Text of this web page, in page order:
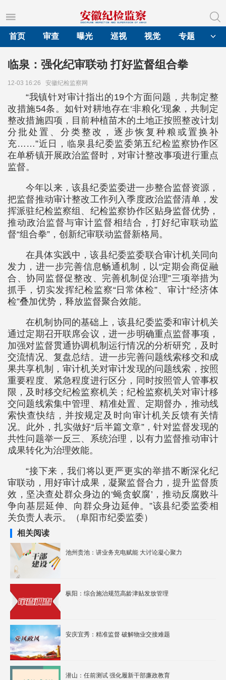
首页
审查 曝光 巡视 视觉 专题
临泉：强化纪审联动 打好监督组合拳
12-03 16:26 安徽纪检监察网
“我镇针对审计指出的19个方面问题，共制定整
改措施54条。如针对耕地存在‘非粮化’现象，共制定
整改措施四项，目前种植苗木的土地正按照整改计划
分批处置、分类整改，逐步恢复种粮或置换补
充……”近日，临泉县纪委监委第五纪检监察协作区
在单桥镇开展政治监督时，对审计整改事项进行重点
监督。
今年以来，该县纪委监委进一步整合监督资源，
把监督推动审计整改工作列入季度政治监督清单，发
挥派驻纪检监察组、纪检监察协作区贴身监督优势，
推动政治监督与审计监督相结合，打好纪审联动监
督“组合拳”，创新纪审联动监督新格局。
在具体实践中，该县纪委监委联合审计机关同向
发力，进一步完善信息畅通机制，以“定期会商促融
合、协同监督促整改、完善机制促治理”三项举措为
抓手，切实发挥纪检监察“日常体检”、审计“经济体
检”叠加优势，释放监督聚合效能。
在机制协同的基础上，该县纪委监委和审计机关
通过定期召开联席会议，进一步明确重点监督事项，
加强对监督贯通协调机制运行情况的分析研究，及时
交流情况、复盘总结。进一步完善问题线索移交和成
果共享机制，审计机关对审计发现的问题线索，按照
重要程度、紧急程度进行区分，同时按照管人管事权
限，及时移交纪检监察机关；纪检监察机关对审计移
交问题线索集中管理、精准处置、定期督办，推动线
索快查快结，并按规定及时向审计机关反馈有关情
况。此外，扎实做好“后半篇文章”，针对监督发现的
共性问题举一反三、系统治理，以有力监督推动审计
成果转化为治理效能。
“接下来，我们将以更严更实的举措不断深化纪
审联动，用好审计成果，凝聚监督合力，提升监督质
效，坚决查处群众身边的‘蝇贪蚁腐’，推动反腐败斗
争向基层延伸、向群众身边延伸。”该县纪委监委相
关负责人表示。（阜阳市纪委监委）
相关阅读
池州贵池：讲业务充电赋能 大讨论凝心聚力
枞阳：综合施治规范高龄津贴发放管理
安庆宜秀：精准监督 破解物业交接难题
潜山：任前测试 强化履新干部廉政教育